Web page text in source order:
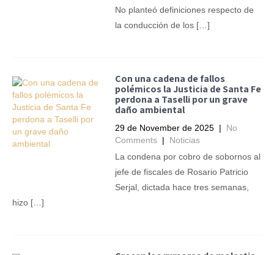
No planteó definiciones respecto de
la conducción de los […]
Con una cadena de fallos
polémicos la Justicia de Santa Fe
perdona a Taselli por un grave
daño ambiental
29 de November de 2025 | No
Comments | Noticias
La condena por cobro de sobornos al
jefe de fiscales de Rosario Patricio
Serjal, dictada hace tres semanas,
hizo […]